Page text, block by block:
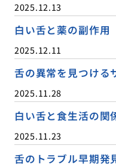
2025.12.13
白い舌と薬の副作用
2025.12.11
舌の異常を見つける
2025.11.28
白い舌と食生活の関
2025.11.23
舌のトラブル早期発